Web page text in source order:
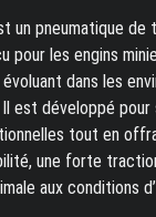
un pneumatique de
pour les engins
dans les
est développé
tout en
une forte
aux conditions